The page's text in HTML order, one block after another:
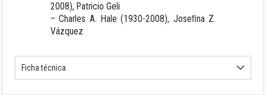
2008), Patricio Geli
– Charles A. Hale (1930-2008), Joseﬁna Z.
Vázquez
Ficha técnica